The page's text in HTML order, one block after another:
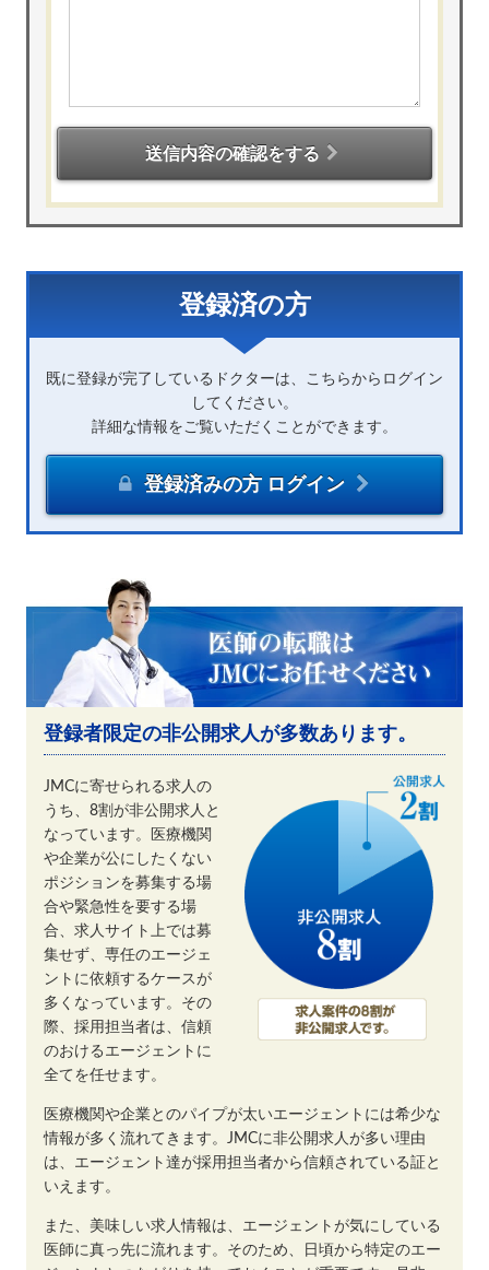
送信内容の確認をする
登録済の方
既に登録が完了しているドクターは、こちらからログイン
してください。
詳細な情報をご覧いただくことができます。
登録済みの方 ログイン
登録者限定の非公開求人が多数あります。
JMCに寄せられる求人の
うち、8割が非公開求人と
なっています。医療機関
や企業が公にしたくない
ポジションを募集する場
合や緊急性を要する場
合、求人サイト上では募
集せず、専任のエージェ
ントに依頼するケースが
多くなっています。その
際、採用担当者は、信頼
のおけるエージェントに
全てを任せます。
医療機関や企業とのパイプが太いエージェントには希少な
情報が多く流れてきます。JMCに非公開求人が多い理由
は、エージェント達が採用担当者から信頼されている証と
いえます。
また、美味しい求人情報は、エージェントが気にしている
医師に真っ先に流れます。そのため、日頃から特定のエー